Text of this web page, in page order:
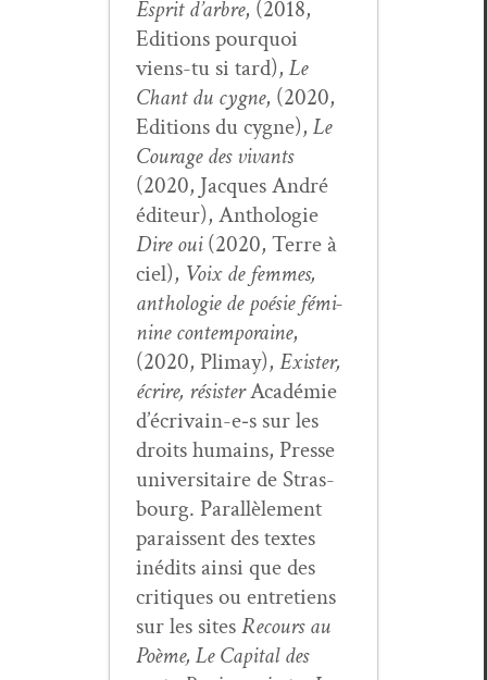
Esprit d’ar­bre, (2018,
Edi­tions pourquoi
viens-tu si tard), Le
Chant du cygne, (2020,
Edi­tions du cygne), Le
Courage des vivants
(2020, Jacques André
édi­teur), Antholo­gie
Dire oui(2020, Terre à
ciel), Voix de femmes,
antholo­gie de poésie fémi­
nine con­tem­po­raine,
(2020, Pli­may), Exis­ter,
écrire, résis­terAcadémie
d’écrivain-e‑s sur les
droits humains, Presse
uni­ver­si­taire de Stras­
bourg. Par­al­lèle­ment
parais­sent des textes
inédits ain­si que des
cri­tiques ou entre­tiens
sur les sitesRecours au
Poème, Le Cap­i­tal des